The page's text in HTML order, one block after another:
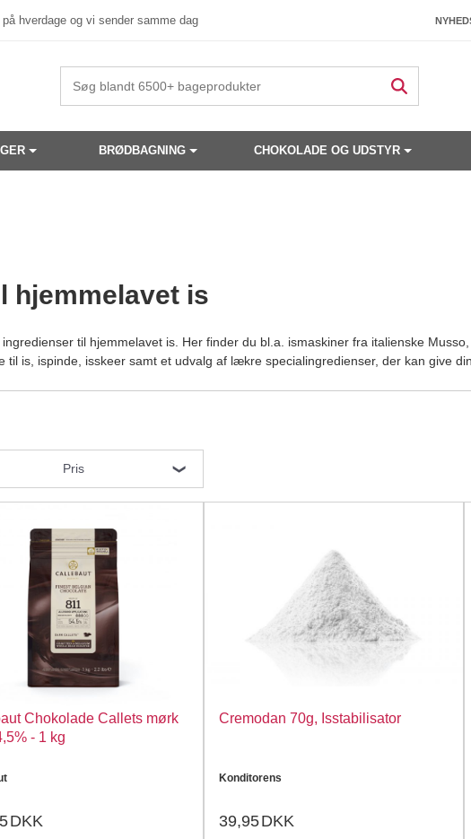
hverdage og vi sender samme dag
BRØDBAGNING CHOKOLADE OG UDSTYR
hjemmelavet is
til hjemmelavet is. Her finder du bl.a. ismaskiner fra italienske
is, ispinde, isskeer samt et udvalg af lækre specialingredienser, der kan give
Pris
Chokolade Callets mørk
- 1 kg
DKK
Cremodan 70g, Isstabilisator
Konditorens
39,95DKK